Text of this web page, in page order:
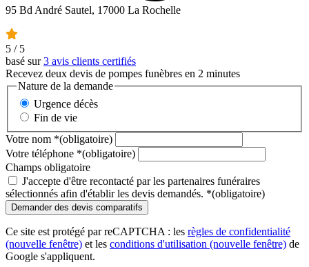
95 Bd André Sautel, 17000 La Rochelle
5 / 5
basé sur3 avis clients certifiés
Recevez deux devis de pompes funèbres en 2 minutes
Nature de la demande
Urgence décès
Fin de vie
Votre nom *(obligatoire)
Votre téléphone *(obligatoire)
Champs obligatoire
J'accepte d'être recontacté par les partenaires funéraires
sélectionnés afin d'établir les devis demandés. *(obligatoire)
Ce site est protégé par reCAPTCHA : les règles de confidentialité
(nouvelle fenêtre) et les conditions d'utilisation (nouvelle fenêtre) de
Google s'appliquent.